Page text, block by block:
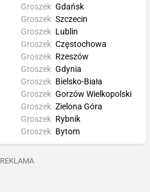
Groszek Gdańsk
Groszek Szczecin
Groszek Lublin
Groszek Częstochowa
Groszek Rzeszów
Groszek Gdynia
Groszek Bielsko-Biała
Groszek Gorzów Wielkopolski
Groszek Zielona Góra
Groszek Rybnik
Groszek Bytom
REKLAMA